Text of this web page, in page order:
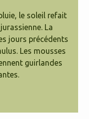
le soleil refait
La
jours précédents
Les mousses
guirlandes